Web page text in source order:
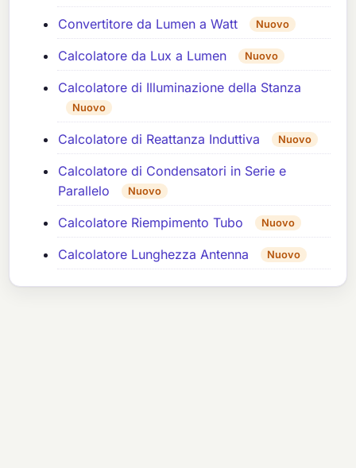
Convertitore da Lumen a Watt Nuovo
Calcolatore da Lux a Lumen Nuovo
Calcolatore di Illuminazione della Stanza
Nuovo
Calcolatore di Reattanza Induttiva Nuovo
Calcolatore di Condensatori in Serie e
Parallelo
Nuovo
Calcolatore Riempimento Tubo Nuovo
Calcolatore Lunghezza Antenna Nuovo